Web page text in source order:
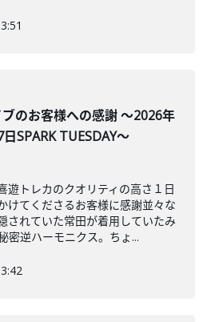
ブのお客様への感謝 ～2026年
SPARK TUESDAY～
遊トレカのクオリティの高さ１日
けてくださるお客様に感謝並々な
されていた常田が着用していたみ
密逆ハーモニクス。ちょ...